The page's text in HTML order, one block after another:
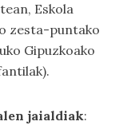
Eskola
zesta-puntako
Gipuzkoako
jaialdiak: